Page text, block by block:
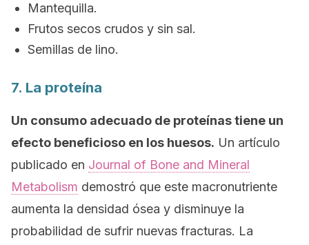
Mantequilla.
Frutos secos crudos y sin sal.
Semillas de lino.
7. La proteína
Un consumo adecuado de proteínas tiene un
efecto beneficioso en los huesos. Un artículo
publicado en Journal of Bone and Mineral
Metabolism demostró que este macronutriente
aumenta la densidad ósea y disminuye la
probabilidad de sufrir nuevas fracturas. La